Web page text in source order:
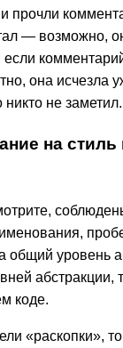
прочли
— возможно, он
если
она исчезла
не заметил.
на стиль
общий уровень
абстракции,
коде.
«раскопки»,